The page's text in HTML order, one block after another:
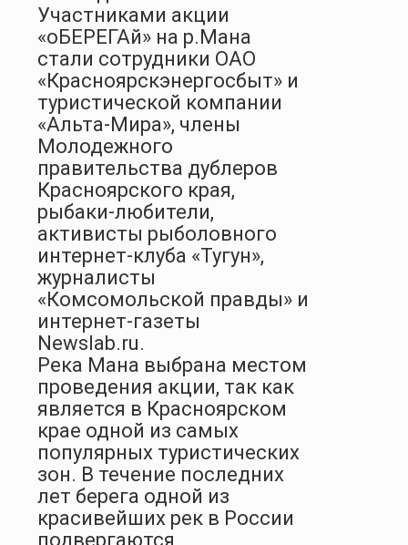
Участниками акции
«оБЕРЕГАй» на р.Мана
стали сотрудники ОАО
«Красноярскэнергосбыт» и
туристической компании
«Альта-Мира», члены
Молодежного
правительства дублеров
Красноярского края,
рыбаки-любители,
активисты рыболовного
интернет-клуба «Тугун»,
журналисты
«Комсомольской правды» и
интернет-газеты
Newslab.ru.
Река Мана выбрана местом
проведения акции, так как
является в Красноярском
крае одной из самых
популярных туристических
зон. В течение последних
лет берега одной из
красивейших рек в России
подвергаются